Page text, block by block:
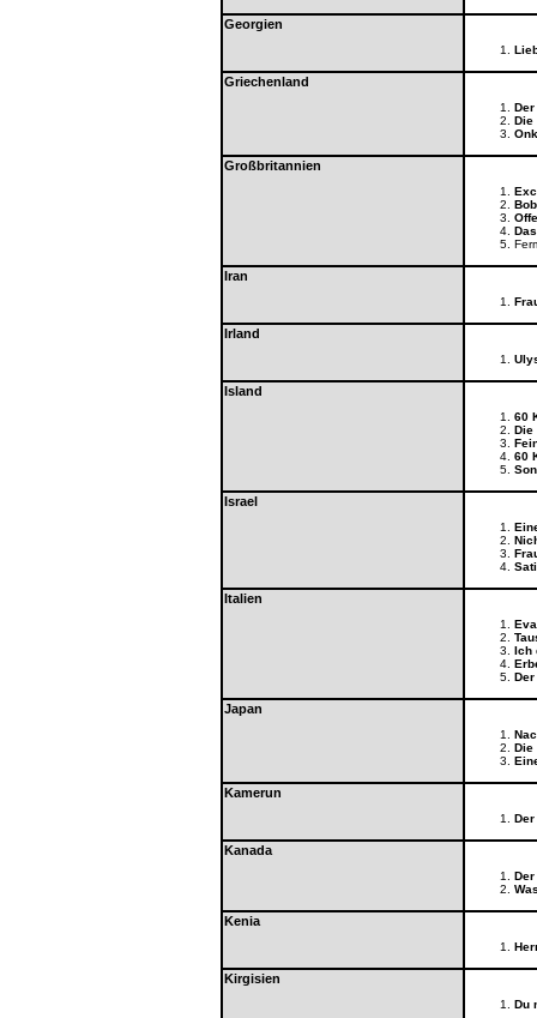
Georgien
Griechenland
Die
Großbritannien
Iran
Irland
Island
60
Die
60
Israel
Italien
Ich
Japan
Die
Kamerun
Kanada
Der
Kenia
Kirgisien
Du